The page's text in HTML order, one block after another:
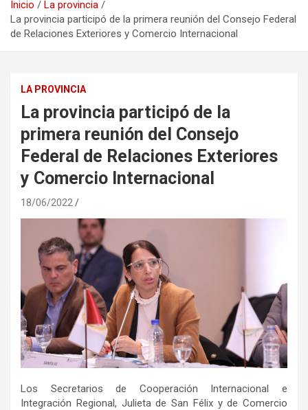
Inicio
La provincia
La provincia participó de la primera reunión del Consejo Federal
de Relaciones Exteriores y Comercio Internacional
LA PROVINCIA
La provincia participó de la
primera reunión del Consejo
Federal de Relaciones Exteriores
y Comercio Internacional
18/06/2022
Los Secretarios de Cooperación Internacional e
Integración Regional, Julieta de San Félix y de Comercio